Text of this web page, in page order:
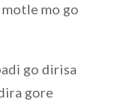
mo go
go dirisa
gore